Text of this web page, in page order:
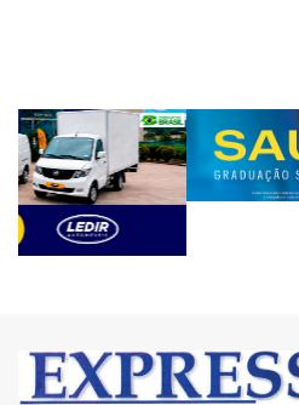
materias.expresso@yahoo.com.br
(49) 98825-5354